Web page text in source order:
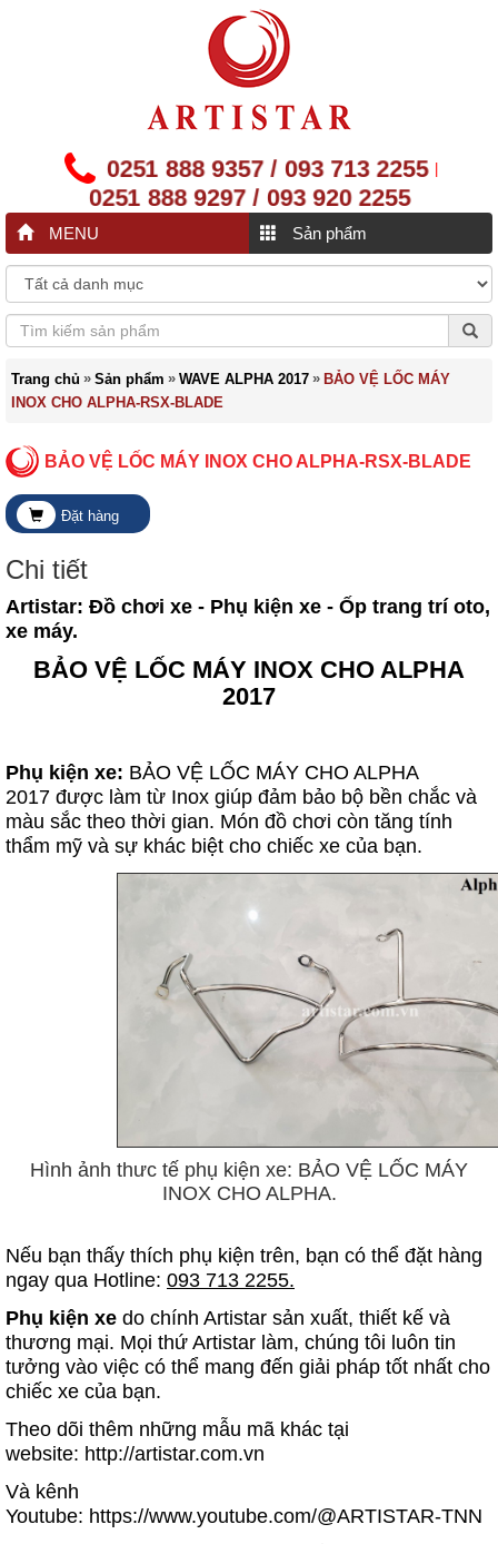
0251 888 9357 / 093 713 2255
0251 888 9297 / 093 920 2255
MENU Sản phẩm
Trang chủ » Sản phẩm » WAVE ALPHA 2017 » BẢO VỆ LỐC MÁY
INOX CHO ALPHA-RSX-BLADE
BẢO VỆ LỐC MÁY INOX CHO ALPHA-RSX-BLADE
Đặt hàng
Chi tiết
Artistar: Đồ chơi xe - Phụ kiện xe - Ốp trang trí oto,
xe máy.
BẢO VỆ LỐC MÁY INOX CHO ALPHA
2017
Phụ kiện xe: BẢO VỆ LỐC MÁY CHO ALPHA
2017 được làm từ Inox giúp đảm bảo bộ bền chắc và
màu sắc theo thời gian. Món đồ chơi còn tăng tính
thẩm mỹ và sự khác biệt cho chiếc xe của bạn.
Hình ảnh thưc tế phụ kiện xe: BẢO VỆ LỐC MÁY
INOX CHO ALPHA.
Nếu bạn thấy thích phụ kiện trên, bạn có thể đặt hàng
ngay qua Hotline: 093 713 2255.
Phụ kiện xe do chính Artistar sản xuất, thiết kế và
thương mại. Mọi thứ Artistar làm, chúng tôi luôn tin
tưởng vào việc có thể mang đến giải pháp tốt nhất cho
chiếc xe của bạn.
Theo dõi thêm những mẫu mã khác tại
website: http://artistar.com.vn
Và kênh
Youtube: https://www.youtube.com/@ARTISTAR-TNN